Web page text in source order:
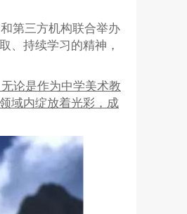
第三方机构联合举办
、持续学习的精神，
无论是作为中学美术教
域内绽放着光彩，成